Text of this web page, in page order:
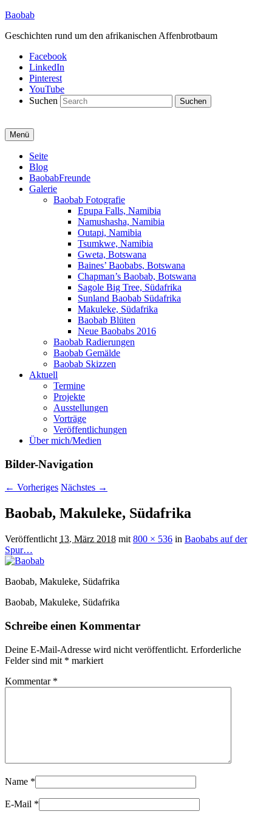
Baobab
Geschichten rund um den afrikanischen Affenbrotbaum
Facebook
LinkedIn
Pinterest
YouTube
Suchen
Menü
Primäres
Menü
Seite
Blog
BaobabFreunde
Galerie
Baobab Fotografie
Epupa Falls, Namibia
Namushasha, Namibia
Outapi, Namibia
Tsumkwe, Namibia
Gweta, Botswana
Baines’ Baobabs, Botswana
Chapman’s Baobab, Botswana
Sagole Big Tree, Südafrika
Sunland Baobab Südafrika
Makuleke, Südafrika
Baobab Blüten
Neue Baobabs 2016
Baobab Radierungen
Baobab Gemälde
Baobab Skizzen
Aktuell
Termine
Projekte
Ausstellungen
Vorträge
Veröffentlichungen
Über mich/Medien
Bilder-Navigation
← Vorheriges Nächstes →
Baobab, Makuleke, Südafrika
Veröffentlicht 13. März 2018 mit 800 × 536 in Baobabs auf der
Spur…
Baobab, Makuleke, Südafrika
Baobab, Makuleke, Südafrika
Schreibe einen Kommentar
Deine E-Mail-Adresse wird nicht veröffentlicht. Erforderliche
Felder sind mit * markiert
Kommentar *
Name *
E-Mail *